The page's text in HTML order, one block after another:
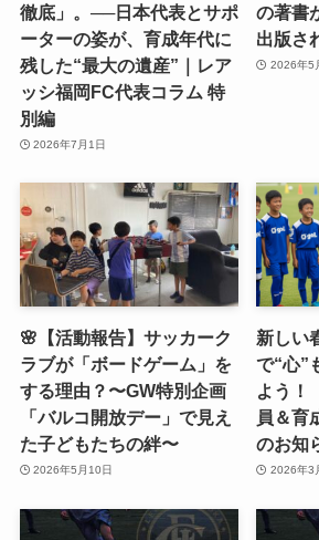
徹底」。──日本代表とサポ
ーターの姿が、育成年代に
残した“最大の遺産”｜レア
ッシ福岡FC代表コラム 特
別編
2026年7月1日
の著書
出版さ
2026年5
🌸【活動報告】サッカーク
ラブが「ボードゲーム」を
する理由？〜GW特別企画
「バルコ開放デー」で見え
た子どもたちの絆〜
2026年5月10日
新しい
で“心”
よう！
員＆育
のお知
2026年3